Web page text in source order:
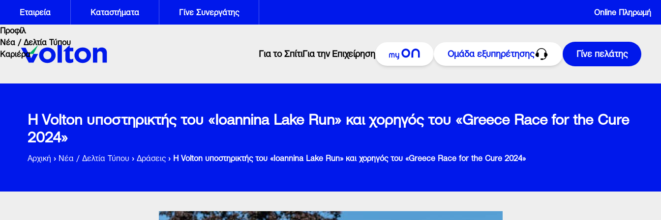
Εταιρεία
Προφίλ
Νέα / Δελτία Τύπου
Καριέρα
Καταστήματα Γίνε Συνεργάτης Online Πληρωμή
Για το ΣπίτιΓια την Επιχείρηση
Πληρωμή Λογαριασμού
Ομάδα εξυπηρέτησης
11300
Δευτέρα έως Σάββατο: 08:00–22:00
Γίνε πελάτης
H Volton υποστηρικτής του «Ioannina Lake Run» και χορηγός του «Greece Race for the Cure
2024»
Αρχική › Νέα / Δελτία Τύπου › Δράσεις › H Volton υποστηρικτής του «Ioannina Lake Run» και χορηγός του «Greece Race for the Cure 2024»